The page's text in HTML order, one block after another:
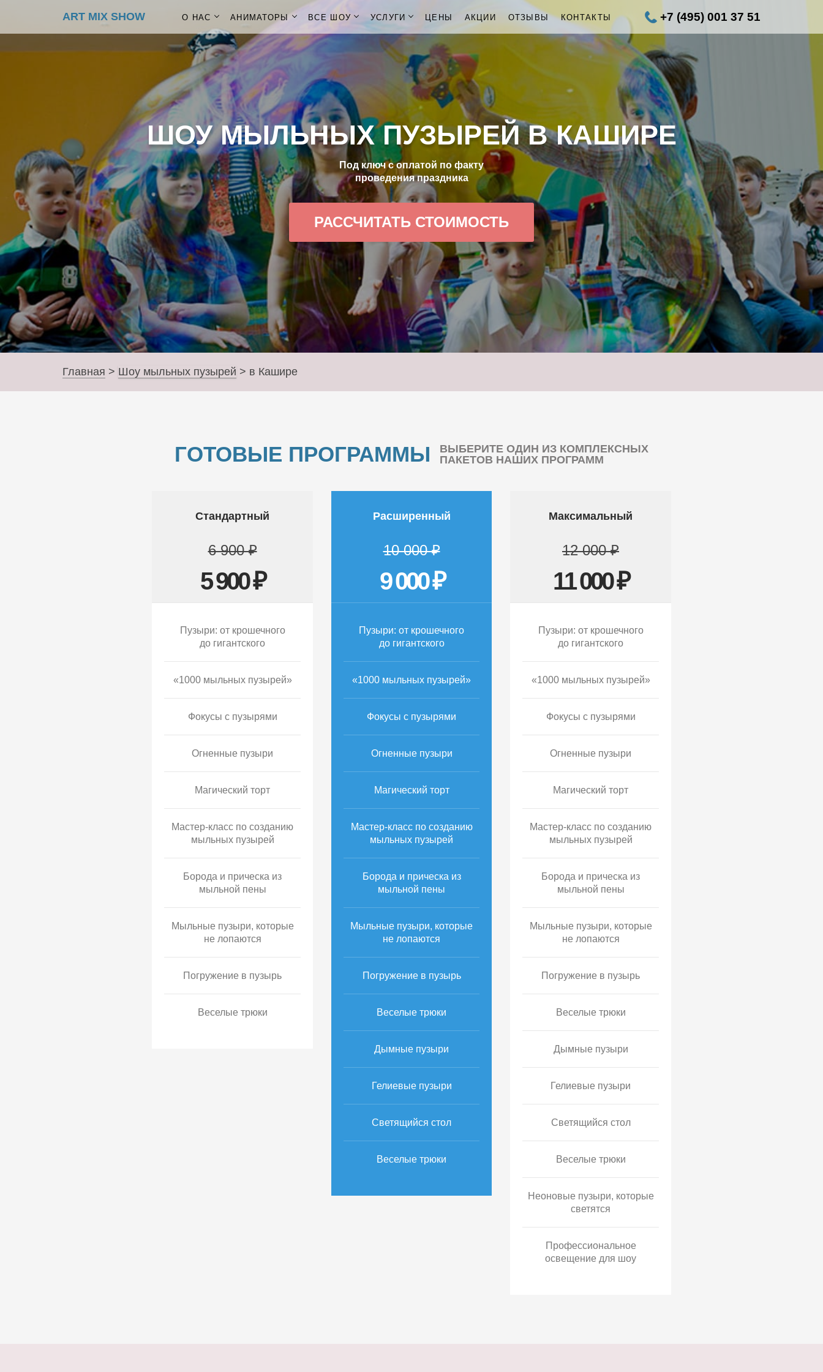
ART MIX SHOW О НАС АНИМАТОРЫ ВСЕ ШОУ УСЛУГИ ЦЕНЫ АКЦИИ ОТЗЫВЫ КОНТАКТЫ +7 (495) 001 37 51
ШОУ МЫЛЬНЫХ ПУЗЫРЕЙ В КАШИРЕ
Под ключ с оплатой по факту
проведения праздника
РАССЧИТАТЬ СТОИМОСТЬ
Главная > Шоу мыльных пузырей > в Кашире
ГОТОВЫЕ ПРОГРАММЫ
ВЫБЕРИТЕ ОДИН ИЗ КОМПЛЕКСНЫХ
ПАКЕТОВ НАШИХ ПРОГРАММ
Стандартный
6 900 ₽
5 900 ₽
Пузыри: от крошечного
до гигантского
«1000 мыльных пузырей»
Фокусы с пузырями
Огненные пузыри
Магический торт
Мастер-класс по созданию
мыльных пузырей
Борода и прическа из
мыльной пены
Мыльные пузыри, которые
не лопаются
Погружение в пузырь
Веселые трюки
Расширенный
10 000 ₽
9 000 ₽
Пузыри: от крошечного
до гигантского
«1000 мыльных пузырей»
Фокусы с пузырями
Огненные пузыри
Магический торт
Мастер-класс по созданию
мыльных пузырей
Борода и прическа из
мыльной пены
Мыльные пузыри, которые
не лопаются
Погружение в пузырь
Веселые трюки
Дымные пузыри
Гелиевые пузыри
Светящийся стол
Веселые трюки
Максимальный
12 000 ₽
11 000 ₽
Пузыри: от крошечного
до гигантского
«1000 мыльных пузырей»
Фокусы с пузырями
Огненные пузыри
Магический торт
Мастер-класс по созданию
мыльных пузырей
Борода и прическа из
мыльной пены
Мыльные пузыри, которые
не лопаются
Погружение в пузырь
Веселые трюки
Дымные пузыри
Гелиевые пузыри
Светящийся стол
Веселые трюки
Неоновые пузыри, которые
светятся
Профессиональное
освещение для шоу